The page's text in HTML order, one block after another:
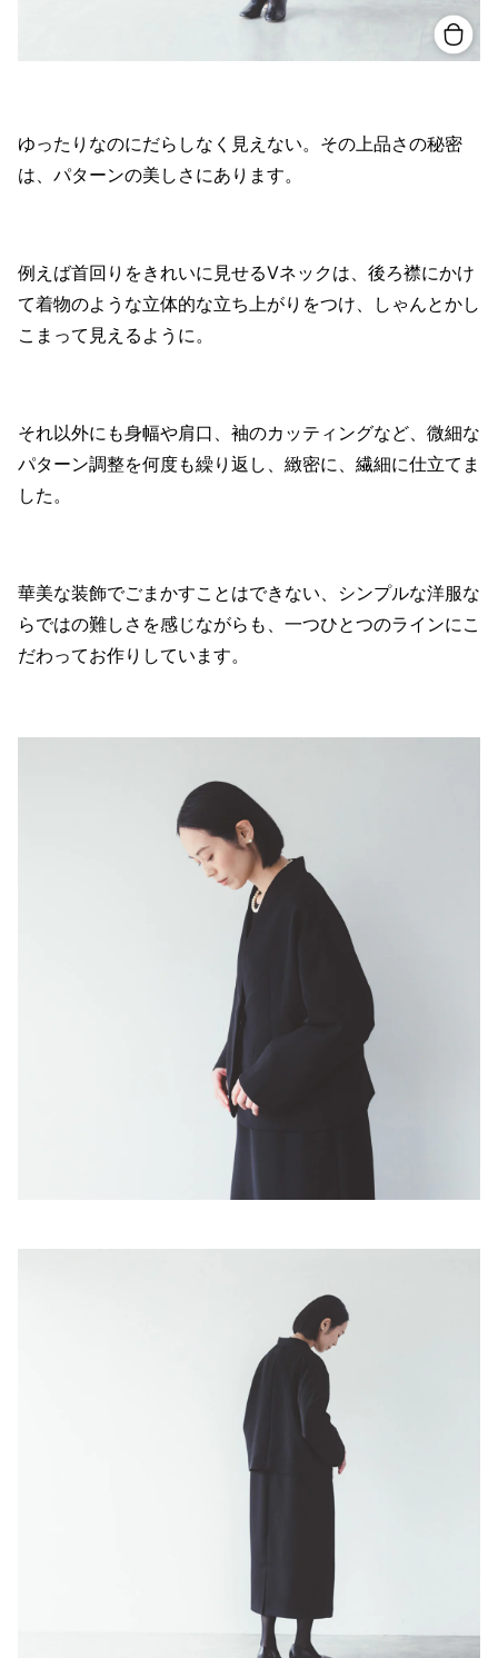
ゆったりなのにだらしなく見えない。その上品さの秘密
は、パターンの美しさにあります。
例えば首回りをきれいに見せるVネックは、後ろ襟にかけ
て着物のような立体的な立ち上がりをつけ、しゃんとかし
こまって見えるように。
それ以外にも身幅や肩口、袖のカッティングなど、微細な
パターン調整を何度も繰り返し、緻密に、繊細に仕立てま
した。
華美な装飾でごまかすことはできない、シンプルな洋服な
らではの難しさを感じながらも、一つひとつのラインにこ
だわってお作りしています。